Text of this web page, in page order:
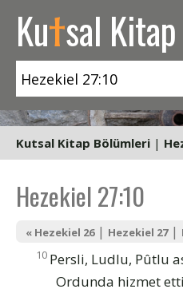
Kutsal Kitap
Kutsal Kitap Bölümleri |
Hezekiel 27:10
« Hezekiel 26| Hezekiel 27|
10 Persli, Ludlu, Pûtlu
Ordunda hizmet